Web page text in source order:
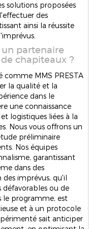
solutions proposées
des
ainsi la réussite
partenaire
chapiteaux ?
comme MMS PRESTA
la qualité et la
dans le
une connaissance
logistiques liées à la
Nous vous offrons un
préliminaire
Nos équipes
garantissant
dans des
imprévus, qu'il
défavorables ou de
le programme, est
et à un protocole
sait anticiper